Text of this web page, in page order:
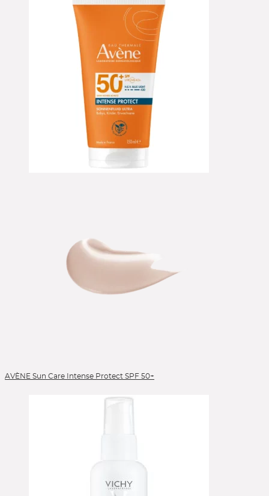
AVÈNE Sun Care Intense Protect SPF 50+